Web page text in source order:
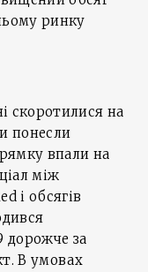
ринку
скоротилися на
понесли
впали на
між
і обсягів
дорожче за
В умовах